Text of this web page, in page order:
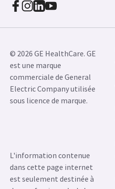
© 2026 GE HealthCare. GE
est une marque
commerciale de General
Electric Company utilisée
sous licence de marque.
L'information contenue
dans cette page internet
est seulement destinée à